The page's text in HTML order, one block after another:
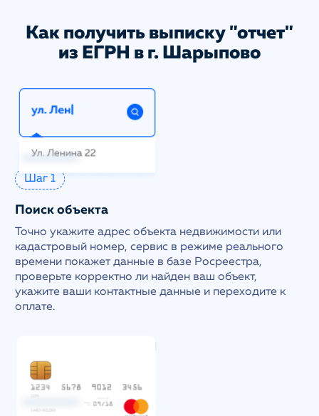
Как получить выписку "отчет"
из ЕГРН в г. Шарыпово
Шаг 1
Поиск объекта
Точно укажите адрес объекта недвижимости или
кадастровый номер, сервис в режиме реального
времени покажет данные в базе Росреестра,
проверьте корректно ли найден ваш объект,
укажите ваши контактные данные и переходите к
оплате.